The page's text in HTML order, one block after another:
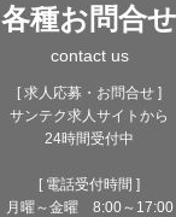
各種お問合せ
contact us
[ 求人応募・お問合せ ]
サンテク求人サイトから
24時間受付中
[ 電話受付時間 ]
月曜～金曜 8:00～17:00